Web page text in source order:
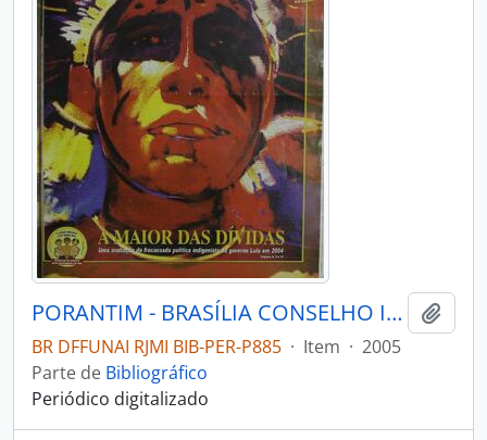
PORANTIM - BRASÍLIA CONSELHO INDIGENISTA MISSIONÁRIO - 2005 - Nº272
BR DFFUNAI RJMI BIB-PER-P885 · Item · 2005
Parte de Bibliográfico
Periódico digitalizado